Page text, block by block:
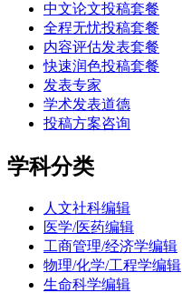
中文论文投稿套餐
全程无忧投稿套餐
内容评估发表套餐
快速润色投稿套餐
发表专家
学术发表道德
投稿方案咨询
学科分类
人文社科编辑
医学/医药编辑
工商管理/经济学编辑
物理/化学/工程学编辑
生命科学编辑